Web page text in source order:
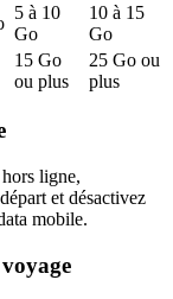
5 à 10
Go
10 à 15
Go
15 Go
ou plus
25 Go ou
plus
ligne,
et désactivez
mobile.